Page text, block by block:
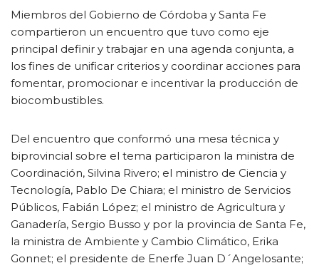
Miembros del Gobierno de Córdoba y Santa Fe
compartieron un encuentro que tuvo como eje
principal definir y trabajar en una agenda conjunta, a
los fines de unificar criterios y coordinar acciones para
fomentar, promocionar e incentivar la producción de
biocombustibles.
Del encuentro que conformó una mesa técnica y
biprovincial sobre el tema participaron la ministra de
Coordinación, Silvina Rivero; el ministro de Ciencia y
Tecnología, Pablo De Chiara; el ministro de Servicios
Públicos, Fabián López; el ministro de Agricultura y
Ganadería, Sergio Busso y por la provincia de Santa Fe,
la ministra de Ambiente y Cambio Climático, Erika
Gonnet; el presidente de Enerfe Juan D´Angelosante;